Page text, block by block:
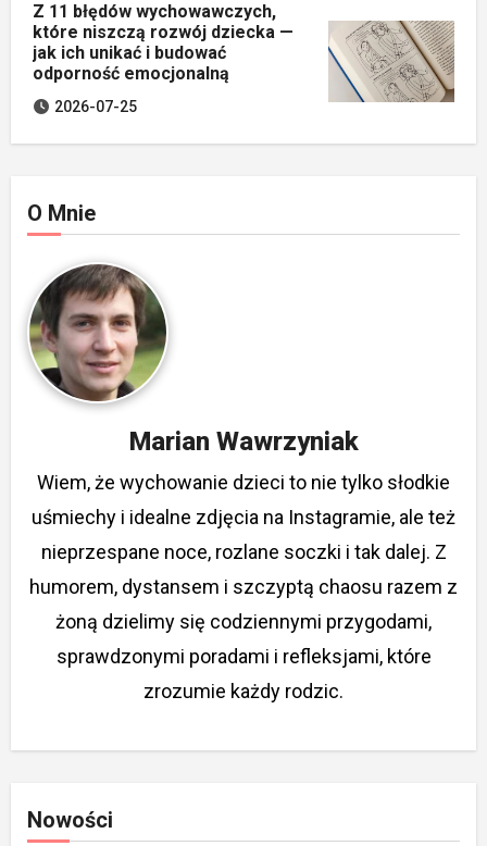
Z 11 błędów wychowawczych,
które niszczą rozwój dziecka —
jak ich unikać i budować
odporność emocjonalną
2026-07-25
O Mnie
Marian Wawrzyniak
Wiem, że wychowanie dzieci to nie tylko słodkie
uśmiechy i idealne zdjęcia na Instagramie, ale też
nieprzespane noce, rozlane soczki i tak dalej. Z
humorem, dystansem i szczyptą chaosu razem z
żoną dzielimy się codziennymi przygodami,
sprawdzonymi poradami i refleksjami, które
zrozumie każdy rodzic.
Nowości